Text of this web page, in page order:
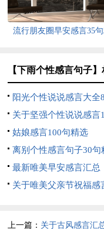
流行朋友圈早安感言35
【下雨个性感言句子】
阳光个性说说感言大全
关于坚强个性说说感言
精选
姑娘感言100句精选
离别个性感言句子30句
最新唯美早安感言汇总
150句）
关于唯美父亲节祝福感
上一篇： 关于古风感言汇